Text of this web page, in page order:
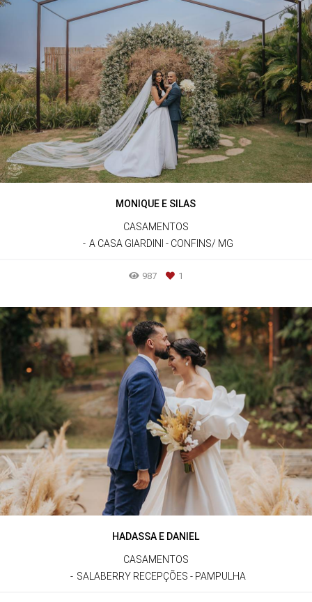
MONIQUE E SILAS
CASAMENTOS
A CASA GIARDINI - CONFINS/ MG
987 1
HADASSA E DANIEL
CASAMENTOS
SALABERRY RECEPÇÕES - PAMPULHA